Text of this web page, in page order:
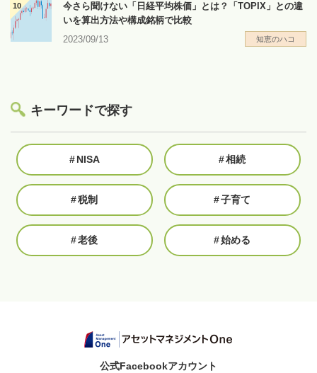
今さら聞けない「日経平均株価」とは？「TOPIX」との違
いを算出方法や構成銘柄で比較
2023/09/13
知恵のハコ
キーワードで探す
#NISA #相続
#税制 #子育て
#老後 #始める
公式Facebookアカウント